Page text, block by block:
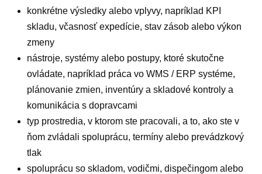
konkrétne výsledky alebo vplyvy, napríklad KPI
skladu, včasnosť expedície, stav zásob alebo výkon
zmeny
nástroje, systémy alebo postupy, ktoré skutočne
ovládate, napríklad práca vo WMS / ERP systéme,
plánovanie zmien, inventúry a skladové kontroly a
komunikácia s dopravcami
typ prostredia, v ktorom ste pracovali, a to, ako ste v
ňom zvládali spoluprácu, termíny alebo prevádzkový
tlak
spoluprácu so skladom, vodičmi, dispečingom alebo